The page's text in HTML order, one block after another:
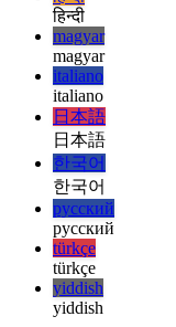
français
français
עברית
עברית
हिन्दी
हिन्दी
magyar
magyar
italiano
italiano
日本語
日本語
한국어
한국어
русский
русский